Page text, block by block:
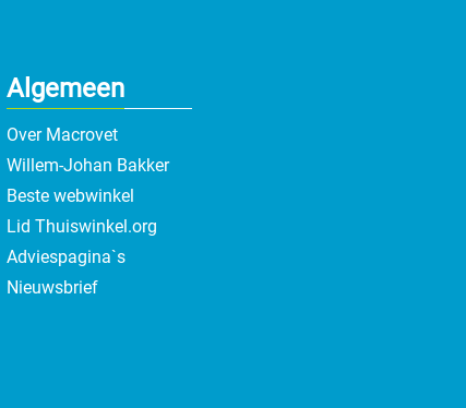
Algemeen
Over Macrovet
Willem-Johan Bakker
Beste webwinkel
Lid Thuiswinkel.org
Adviespagina`s
Nieuwsbrief